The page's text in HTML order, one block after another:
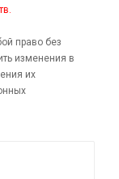
право без
изменения в
их